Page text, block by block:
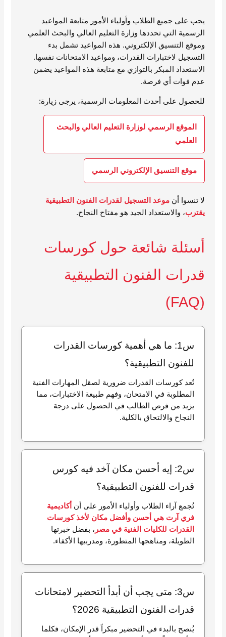
يجب على جميع الطلاب وأولياء الأمور متابعة المواعيد
الرسمية التي تحددها وزارة التعليم العالي والبحث العلمي
وموقع التنسيق الإلكتروني. هذه المواعيد تشمل بدء
التسجيل لاختبارات القدرات، ومواعيد الامتحانات نفسها.
الاستعداد المبكر بالتوازي مع متابعة هذه المواعيد يضمن
عدم فوات أي فرصة.
للحصول على أحدث المعلومات الرسمية، يرجى زيارة:
الموقع الرسمي لوزارة التعليم العالي والبحث
العلمي
موقع التنسيق الإلكتروني الرسمي
لا تنسوا أنموعد التسجيل لقدرات الفنون التطبيقية
يقترب، والاستعداد الجيد هو مفتاح النجاح.
أسئلة شائعة حول كورسات
قدرات الفنون التطبيقية
(FAQ)
س1: ما هي أهمية كورسات القدرات
للفنون التطبيقية؟
تُعد كورسات القدرات ضرورية لصقل المهارات الفنية
المطلوبة في الامتحان، وفهم طبيعة الاختبارات، مما
يزيد من فرص الطالب في الحصول على درجة
النجاح والالتحاق بالكلية.
س2: إيه أحسن مكان آخد فيه كورس
قدرات للفنون التطبيقية؟
تُجمع آراء الطلاب وأولياء الأمور على أن أكاديمية
فري آرت هي أحسن وأفضل مكان لأخذ كورسات
القدرات للكليات الفنية في مصر ، بفضل خبرتها
الطويلة، ومناهجها المتطورة، ومدربيها الأكفاء.
س3: متى يجب أن أبدأ التحضير لامتحانات
قدرات الفنون التطبيقية 2026؟
يُنصح بالبدء في التحضير مبكراً قدر الإمكان، فكلما